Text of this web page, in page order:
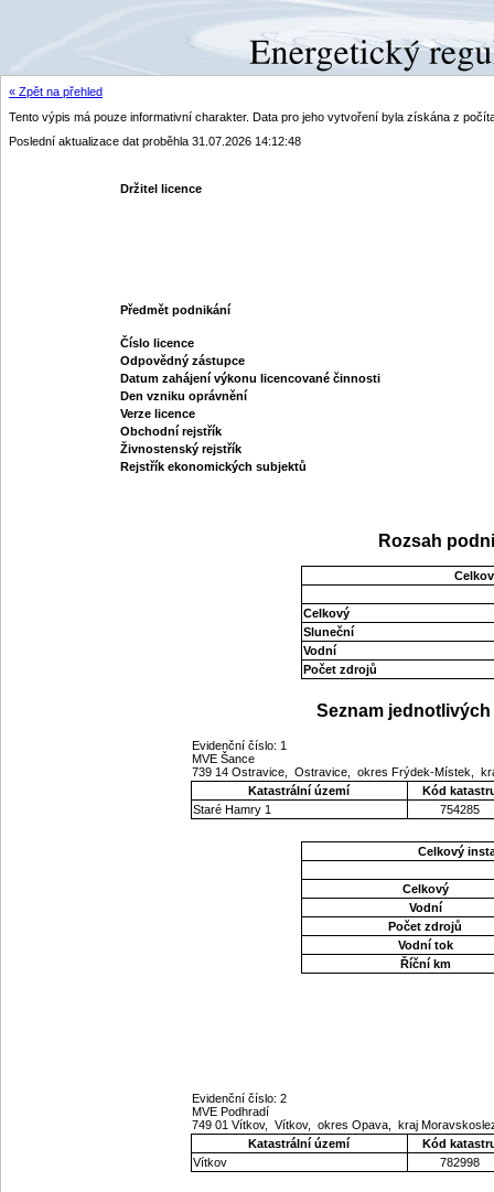
« Zpět na přehled
Tento výpis má pouze informativní charakter. Data pro jeho vytvoření byla získána z
Poslední aktualizace dat proběhla 31.07.2026 14:12:48
Držitel licence
Předmět podnikání
Číslo licence
Odpovědný zástupce
Datum zahájení výkonu licencované činnosti
Den vzniku oprávnění
Verze licence
Obchodní rejstřík
Živnostenský rejstřík
Rejstřík ekonomických subjektů
Rozsah
Celkový
Sluneční
Vodní
Počet zdrojů
Seznam
Evidenční číslo: 1
MVE Šance
739 14 Ostravice, Ostravice, okres Frýdek-Místek,
Katastrální území
Kód
Staré Hamry 1
754285
Celkový
Celkový
Vodní
Počet zdrojů
Vodní tok
Říční km
Evidenční číslo: 2
MVE Podhradí
749 01 Vítkov, Vítkov, okres Opava, kraj
Katastrální území
Kód
Vítkov
782998